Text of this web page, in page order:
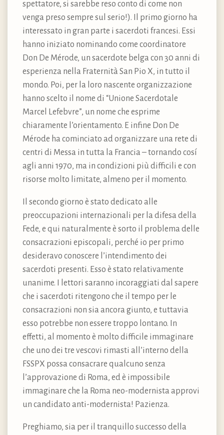
spettatore, si sarebbe reso conto di come non
venga preso sempre sul serio!). Il primo giorno ha
interessato in gran parte i sacerdoti francesi. Essi
hanno iniziato nominando come coordinatore
Don De Mérode, un sacerdote belga con 30 anni di
esperienza nella Fraternità San Pio X, in tutto il
mondo. Poi, per la loro nascente organizzazione
hanno scelto il nome di “Unione Sacerdotale
Marcel Lefebvre”, un nome che esprime
chiaramente l’orientamento. E infine Don De
Mérode ha cominciato ad organizzare una rete di
centri di Messa in tutta la Francia – tornando cosí
agli anni 1970, ma in condizioni più difficili e con
risorse molto limitate, almeno per il momento.
Il secondo giorno è stato dedicato alle
preoccupazioni internazionali per la difesa della
Fede, e qui naturalmente è sorto il problema delle
consacrazioni episcopali, perché io per primo
desideravo conoscere l’intendimento dei
sacerdoti presenti. Esso è stato relativamente
unanime. I lettori saranno incoraggiati dal sapere
che i sacerdoti ritengono che il tempo per le
consacrazioni non sia ancora giunto, e tuttavia
esso potrebbe non essere troppo lontano. In
effetti, al momento è molto difficile immaginare
che uno dei tre vescovi rimasti all’interno della
FSSPX possa consacrare qualcuno senza
l’approvazione di Roma, ed è impossibile
immaginare che la Roma neo-modernista approvi
un candidato anti-modernista! Pazienza.
Preghiamo, sia per il tranquillo successo della